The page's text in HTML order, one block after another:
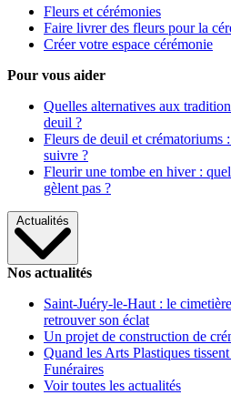
Fleurs et cérémonies
Faire livrer des fleurs pour la
Créer votre espace cérémonie
Pour vous aider
Quelles alternatives aux
deuil ?
Fleurs de deuil et crématoriums
suivre ?
Fleurir une tombe en hiver :
gèlent pas ?
Actualités
Nos actualités
Saint-Juéry-le-Haut : le
retrouver son éclat
Un projet de construction de
Quand les Arts Plastiques
Funéraires
Voir toutes les actualités